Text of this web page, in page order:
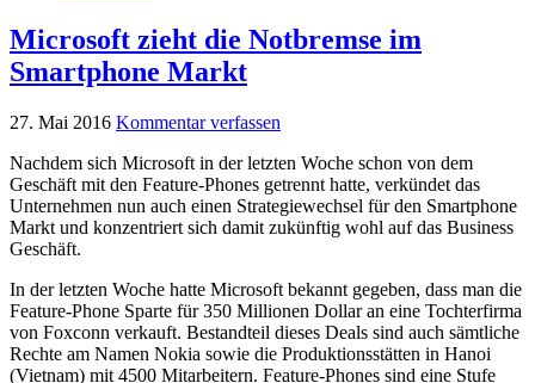
Microsoft zieht die Notbremse im
Smartphone Markt
27. Mai 2016 Kommentar verfassen
Nachdem sich Microsoft in der letzten Woche schon von dem
Geschäft mit den Feature-Phones getrennt hatte, verkündet das
Unternehmen nun auch einen Strategiewechsel für den Smartphone
Markt und konzentriert sich damit zukünftig wohl auf das Business
Geschäft.
In der letzten Woche hatte Microsoft bekannt gegeben, dass man die
Feature-Phone Sparte für 350 Millionen Dollar an eine Tochterfirma
von Foxconn verkauft. Bestandteil dieses Deals sind auch sämtliche
Rechte am Namen Nokia sowie die Produktionsstätten in Hanoi
(Vietnam) mit 4500 Mitarbeitern. Feature-Phones sind eine Stufe